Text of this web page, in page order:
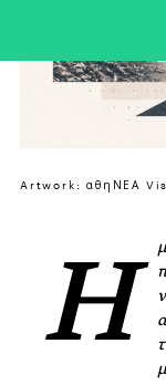
Artwork: αθηΝΕΑ
Η